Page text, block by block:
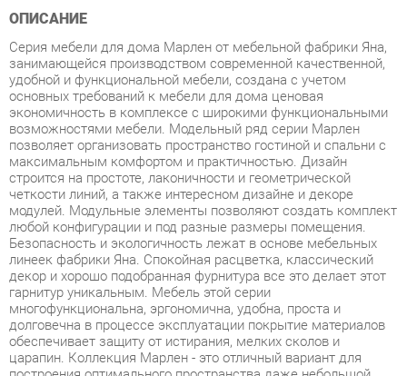
занимающейся производством современной качественной,
удобной и функциональной мебели, создана с учетом
основных требований к мебели для дома ценовая
экономичность в комплексе с широкими функциональными
возможностями мебели. Модельный ряд серии Марлен
позволяет организовать пространство гостиной и спальни с
максимальным комфортом и практичностью. Дизайн
строится на простоте, лаконичности и геометрической
четкости линий, а также интересном дизайне и декоре
модулей. Модульные элементы позволяют создать комплект
любой конфигурации и под разные размеры помещения.
Безопасность и экологичность лежат в основе мебельных
линеек фабрики Яна. Спокойная расцветка, классический
декор и хорошо подобранная фурнитура все это делает этот
гарнитур уникальным. Мебель этой серии
многофункциональна, эргономична, удобна, проста и
долговечна в процессе эксплуатации покрытие материалов
обеспечивает защиту от истирания, мелких сколов и
царапин. Коллекция Марлен - это отличный вариант для
построения оптимального пространства даже небольшой
комнаты. В данной серии на передний план выходит
эргономика модули комбинируются между для создания
различных комплектов, отвечающий потребностям
заказчика. Модульность и мобильность набора